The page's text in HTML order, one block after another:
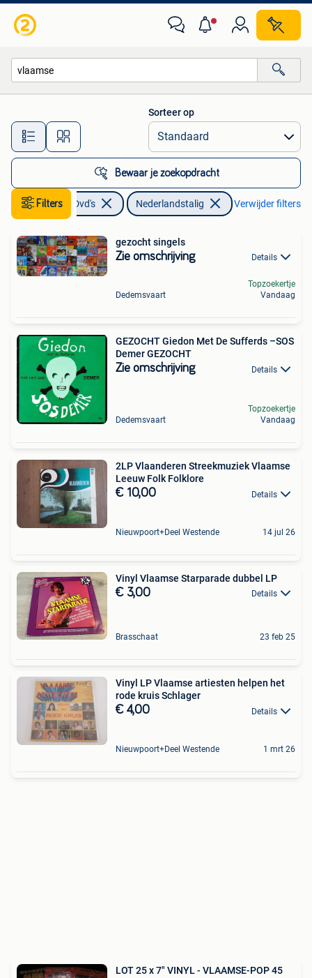
Alle afstanden…
Sorteer op
Bewaar je zoekopdracht
Filters
Cd's en Dvd's Nederlandstalig Verwijder filters
gezocht singels
Zie omschrijving Details
Dedemsvaart
Topzoekertje
Vandaag
GEZOCHT Giedon Met De Sufferds –SOS
Demer GEZOCHT
Zie omschrijving Details
Dedemsvaart
Topzoekertje
Vandaag
2LP Vlaanderen Streekmuziek Vlaamse
Leeuw Folk Folklore
€ 10,00 Details
Nieuwpoort+Deel Westende 14 jul 26
Vinyl Vlaamse Starparade dubbel LP
€ 3,00 Details
Brasschaat 23 feb 25
Vinyl LP Vlaamse artiesten helpen het
rode kruis Schlager
€ 4,00 Details
Nieuwpoort+Deel Westende 1 mrt 26
LOT 25 x 7" VINYL - VLAAMSE-POP 45